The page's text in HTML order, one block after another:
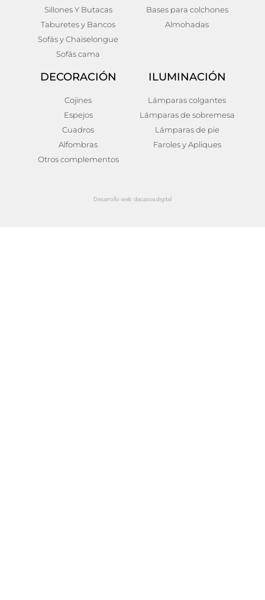
Sillones Y Butacas
Taburetes y Bancos
Sofás y Chaiselongue
Sofás cama
Bases para colchones
Almohadas
DECORACIÓN
Cojines
Espejos
Cuadros
Alfombras
Otros complementos
ILUMINACIÓN
Lámparas colgantes
Lámparas de sobremesa
Lámparas de pie
Faroles y Apliques
Desarrollo web dacassa.digital